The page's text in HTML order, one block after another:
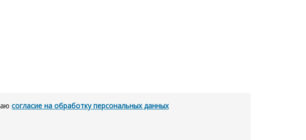
согласие на обработку персональных данных